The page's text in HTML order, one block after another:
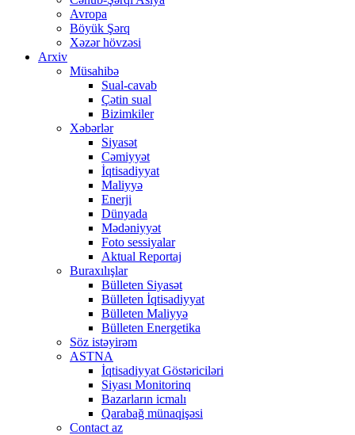
Avropa
Böyük Şərq
Xəzər hövzəsi
Arxiv
Müsahibə
Sual-cavab
Çətin sual
Bizimkiler
Xəbərlər
Siyasət
Cəmiyyət
İqtisadiyyat
Maliyyə
Enerji
Dünyada
Mədəniyyət
Foto sessiyalar
Aktual Reportaj
Buraxılışlar
Bülleten Siyasət
Bülleten İqtisadiyyat
Bülleten Maliyyə
Bülleten Energetika
Söz istəyirəm
ASTNA
İqtisadiyyat Göstəriciləri
Siyası Monitorinq
Bazarların icmalı
Qarabağ münaqişəsi
Contact az